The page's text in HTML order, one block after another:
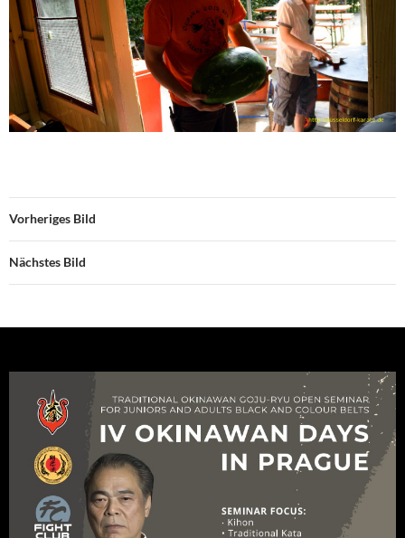
Vorheriges Bild
Nächstes Bild